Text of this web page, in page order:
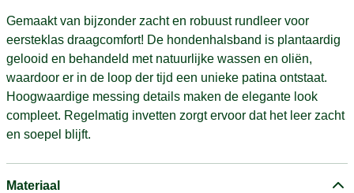
Gemaakt van bijzonder zacht en robuust rundleer voor
eersteklas draagcomfort! De hondenhalsband is plantaardig
gelooid en behandeld met natuurlijke wassen en oliën,
waardoor er in de loop der tijd een unieke patina ontstaat.
Hoogwaardige messing details maken de elegante look
compleet. Regelmatig invetten zorgt ervoor dat het leer zacht
en soepel blijft.
Materiaal